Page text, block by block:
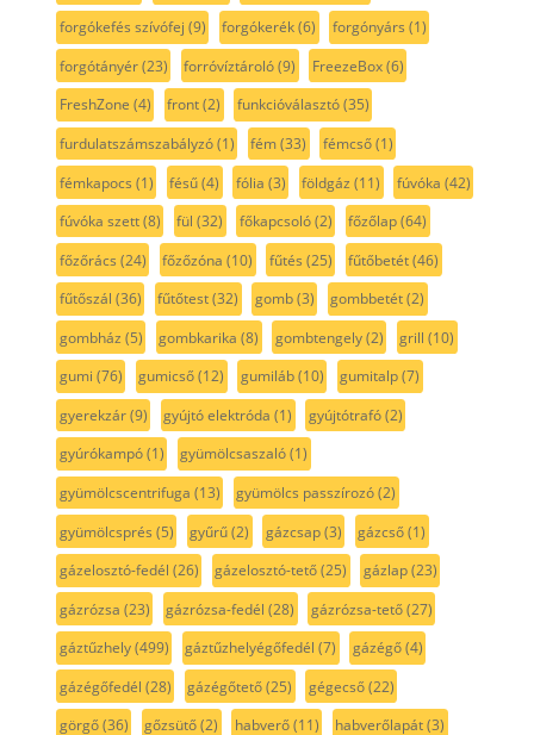
forgókefés szívófej (9) forgókerék(6) forgónyárs (1)
forgótányér(23) forróvíztároló(9) FreezeBox(6)
FreshZone (4) front(2) funkcióválasztó(35)
furdulatszámszabályzó(1) fém(33) fémcső(1)
fémkapocs (1) fésű(4) fólia (3) földgáz (11) fúvóka (42)
fúvóka szett(8) fül (32) főkapcsoló(2) főzőlap(64)
főzőrács (24) főzőzóna (10) fűtés (25) fűtőbetét(46)
fűtőszál (36) fűtőtest(32) gomb(3) gombbetét(2)
gombház (5) gombkarika (8) gombtengely(2) grill (10)
gumi (76) gumicső(12) gumiláb(10) gumitalp(7)
gyerekzár(9) gyújtó elektróda (1) gyújtótrafó(2)
gyúrókampó(1) gyümölcsaszaló(1)
gyümölcscentrifuga (13) gyümölcs passzírozó(2)
gyümölcsprés (5) gyűrű(2) gázcsap(3) gázcső(1)
gázelosztó-fedél (26) gázelosztó-tető(25) gázlap(23)
gázrózsa (23) gázrózsa-fedél (28) gázrózsa-tető(27)
gáztűzhely(499) gáztűzhelyégőfedél (7) gázégő(4)
gázégőfedél (28) gázégőtető(25) gégecső(22)
görgő(36) gőzsütő(2) habverő(11) habverőlapát(3)